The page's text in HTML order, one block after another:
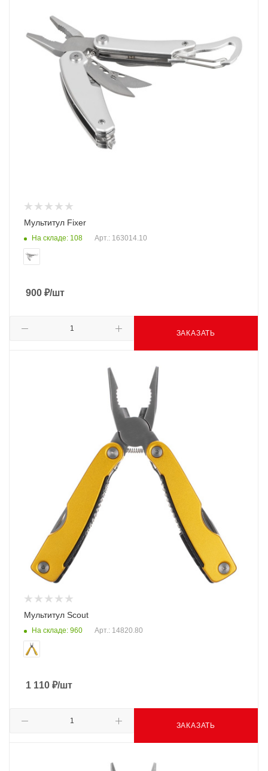
Мультитул Fixer
На складе: 108 Арт.: 163014.10
900 ₽/шт
ЗАКАЗАТЬ
Мультитул Scout
На складе: 960 Арт.: 14820.80
1 110 ₽/шт
ЗАКАЗАТЬ